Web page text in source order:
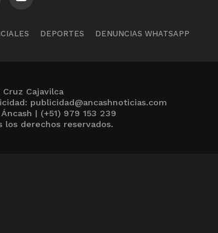
DEPORTES DENUNCIAS WHATSAPP
Cajavilca
publicidad@ancashnoticias.com
| (+51) 979 153 239
derechos reservados.